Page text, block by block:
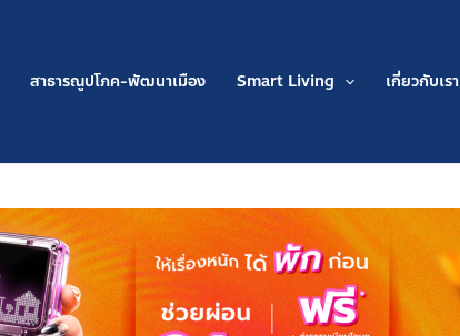
สาธารณูปโภค-พัฒนาเมือง Smart Living เกี่ยวกับเรา